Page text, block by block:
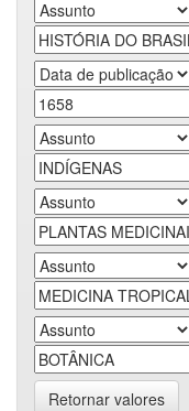
Retornar valores